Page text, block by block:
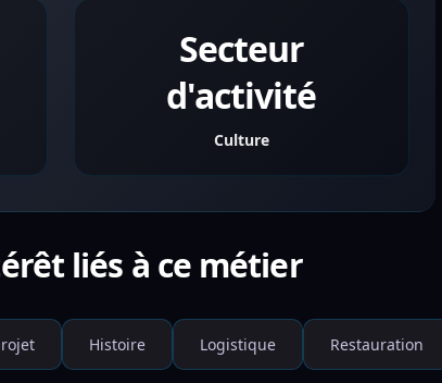
Secteur
d'activité
Culture
liés à ce métier
Histoire Logistique Restauration